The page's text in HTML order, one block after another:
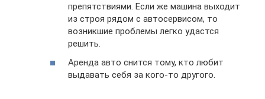
препятствиями. Если же машина выходит
из строя рядом с автосервисом, то
возникшие проблемы легко удастся
решить.
Аренда авто снится тому, кто любит
выдавать себя за кого-то другого.